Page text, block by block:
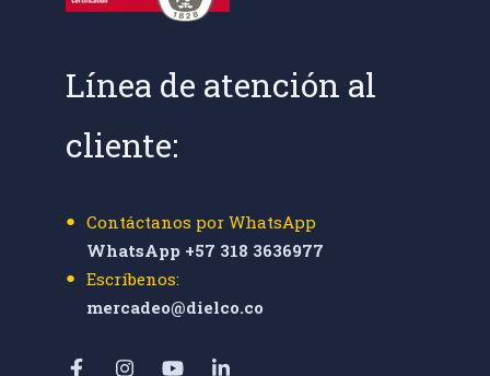
Línea de atención al
cliente:
Contáctanos por WhatsApp
WhatsApp +57 318 3636977
Escríbenos:
mercadeo@dielco.co